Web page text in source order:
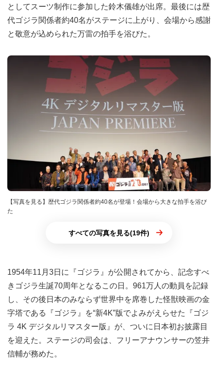
としてスーツ制作に参加した鈴木儀雄が出席。最後には歴
代ゴジラ関係者約40名がステージに上がり、会場から感謝
と敬意が込められた万雷の拍手を浴びた。
【写真を見る】歴代ゴジラ関係者約40名が登場！会場から大きな拍手を浴び
た
すべての写真を見る(19件)
1954年11月3日に『ゴジラ』が公開されてから、記念すべ
きゴジラ生誕70周年となるこの日。961万人の動員を記録
し、その後日本のみならず世界中を席巻した怪獣映画の金
字塔である『ゴジラ』を“新4K”版でよみがえらせた『ゴジ
ラ 4K デジタルリマスター版』が、ついに日本初お披露目
を迎えた。ステージの司会は、フリーアナウンサーの笠井
信輔が務めた。